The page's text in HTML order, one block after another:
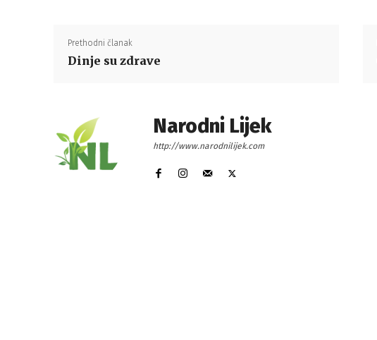
Prethodni članak
Dinje su zdrave
Narodni Lijek
http://www.narodnilijek.com